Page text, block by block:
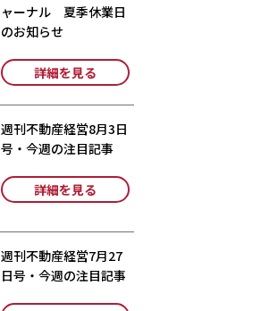
ャーナル 夏季休業日
のお知らせ
詳細を見る
週刊不動産経営8月3日
号・今週の注目記事
詳細を見る
週刊不動産経営7月27
日号・今週の注目記事